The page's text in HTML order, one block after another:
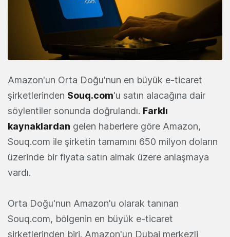
Amazon'un Orta Doğu'nun en büyük e-ticaret
şirketlerinden Souq.com'u satın alacağına dair
söylentiler sonunda doğrulandı. Farklı
kaynaklardan gelen haberlere göre Amazon,
Souq.com ile şirketin tamamını 650 milyon doların
üzerinde bir fiyata satın almak üzere anlaşmaya
vardı.
Orta Doğu'nun Amazon'u olarak tanınan
Souq.com, bölgenin en büyük e-ticaret
şirketlerinden biri. Amazon'un Dubai merkezli